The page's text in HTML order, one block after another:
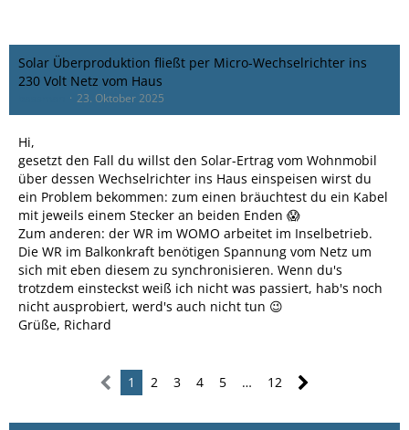
Solar Überproduktion fließt per Micro-Wechselrichter ins
230 Volt Netz vom Haus
23. Oktober 2025
Hi,
gesetzt den Fall du willst den Solar-Ertrag vom Wohnmobil
über dessen Wechselrichter ins Haus einspeisen wirst du
ein Problem bekommen: zum einen bräuchtest du ein Kabel
mit jeweils einem Stecker an beiden Enden 😱
Zum anderen: der WR im WOMO arbeitet im Inselbetrieb.
Die WR im Balkonkraft benötigen Spannung vom Netz um
sich mit eben diesem zu synchronisieren. Wenn du's
trotzdem einsteckst weiß ich nicht was passiert, hab's noch
nicht ausprobiert, werd's auch nicht tun 😉
Grüße, Richard
1 2 3 4 5 … 12